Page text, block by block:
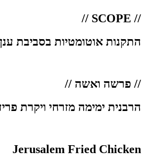
// SCOPE //
התקנות אוטומטיות בסביבת ענן
// פרשה ואשה //
הרבנית ימימה מזרחי ויקרת
Jerusalem Fried Chicken